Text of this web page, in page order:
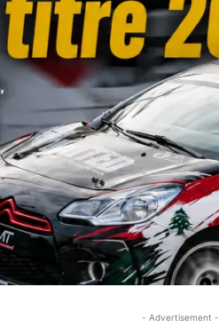
- Advertisement -